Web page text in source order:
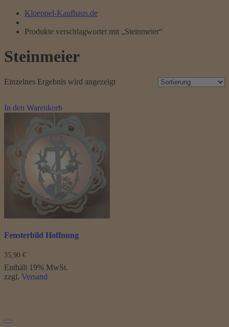
Kloeppel-Kaufhaus.de
Produkte verschlagwortet mit „Steinmeier“
Steinmeier
Einzelnes Ergebnis wird angezeigt
In den Warenkorb
Fensterbild Hoffnung
35,90 €
Enthält 19% MwSt.
zzgl. Versand